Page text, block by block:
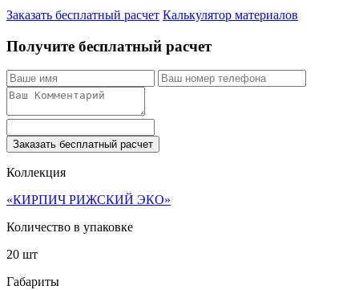
Заказать бесплатный расчет Калькулятор материалов
Получите бесплатный расчет
Заказать бесплатный расчет
Коллекция
«КИРПИЧ РИЖСКИЙ ЭКО»
Количество в упаковке
20 шт
Габариты